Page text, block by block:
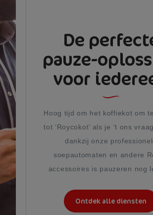
De
pauze-
voor
Hoog tijd om het koffiekot om
tot ‘Roycokot’ als je ‘t ons
dankzij onze
soepautomaten en andere
accessoires is pauzeren nog
Ontdek alle diensten